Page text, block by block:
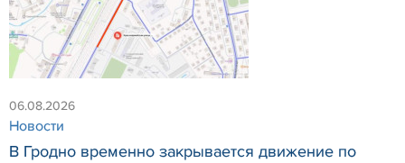
06.08.2026
Новости
В Гродно временно закрывается движение по